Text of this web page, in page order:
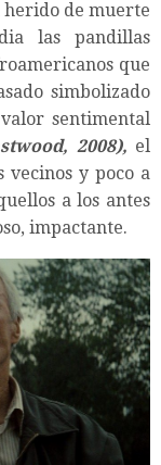
herido de muerte
las pandillas
que
simbolizado
sentimental
2008), el
vecinos y poco a
a los antes
impactante.